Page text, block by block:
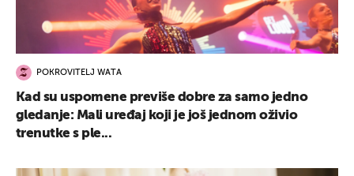
POKROVITELJ WATA
Kad su uspomene previše dobre za samo jedno
gledanje: Mali uređaj koji je još jednom oživio
trenutke s ple...